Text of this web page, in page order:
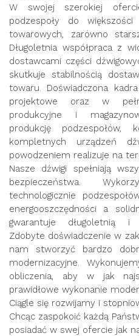
W swojej szerokiej
podzespoły do
towarowych, zarówno
Długoletnia współpraca z
dostawcami części
skutkuje stabilnością
towaru. Doświadczona
projektowe oraz w
produkcyjne i
produkcję podzespołów,
kompletnych urządzeń
powodzeniem realizuje na
Nasze dźwigi spełniają
bezpieczeństwa.
technologicznie
energooszczędności a
gwarantuje długoletnią i
Zdobyte doświadczenie w
nam stworzyć bardzo
modernizacyjne.
obliczenia, aby w jak
prawidłowe wykonanie
Ciągle się rozwijamy i
Chcąc zaspokoić każdą
posiadać w swej ofercie jak